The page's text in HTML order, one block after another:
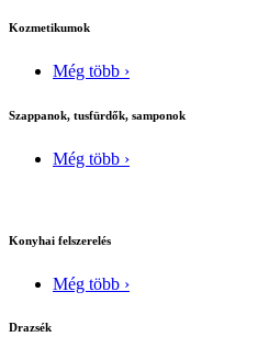
Kozmetikumok
Még több ›
Szappanok, tusfürdők, samponok
Még több ›
Konyhai felszerelés
Még több ›
Drazsék